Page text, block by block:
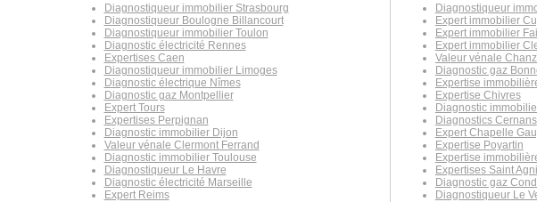
Diagnostiqueur immobilier Strasbourg
Diagnostiqueur Boulogne Billancourt
Diagnostiqueur immobilier Toulon
Diagnostic électricité Rennes
Expertises Caen
Diagnostiqueur immobilier Limoges
Diagnostic électrique Nîmes
Diagnostic gaz Montpellier
Expert Tours
Expertises Perpignan
Diagnostic immobilier Dijon
Valeur vénale Clermont Ferrand
Diagnostic immobilier Toulouse
Diagnostiqueur Le Havre
Diagnostic électricité Marseille
Expert Reims
Diagnostiqueur
Expert immobilier
Expert immobilier
Expert immobilier
Valeur vénale
Diagnostic gaz
Expertise
Expertise Chivres
Diagnostic
Diagnostics Cernans
Expert Chapelle
Expertise Poyartin
Expertise
Expertises Saint
Diagnostic gaz
Diagnostiqueur Le